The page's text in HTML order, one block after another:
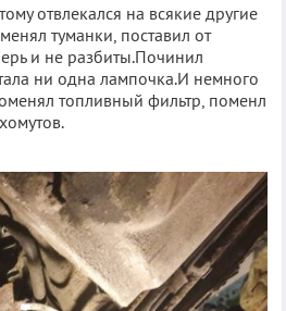
отвлекался на всякие другие
туманки, поставил от
и не разбиты.Починил
ни одна лампочка.И немного
топливный фильтр, поменл